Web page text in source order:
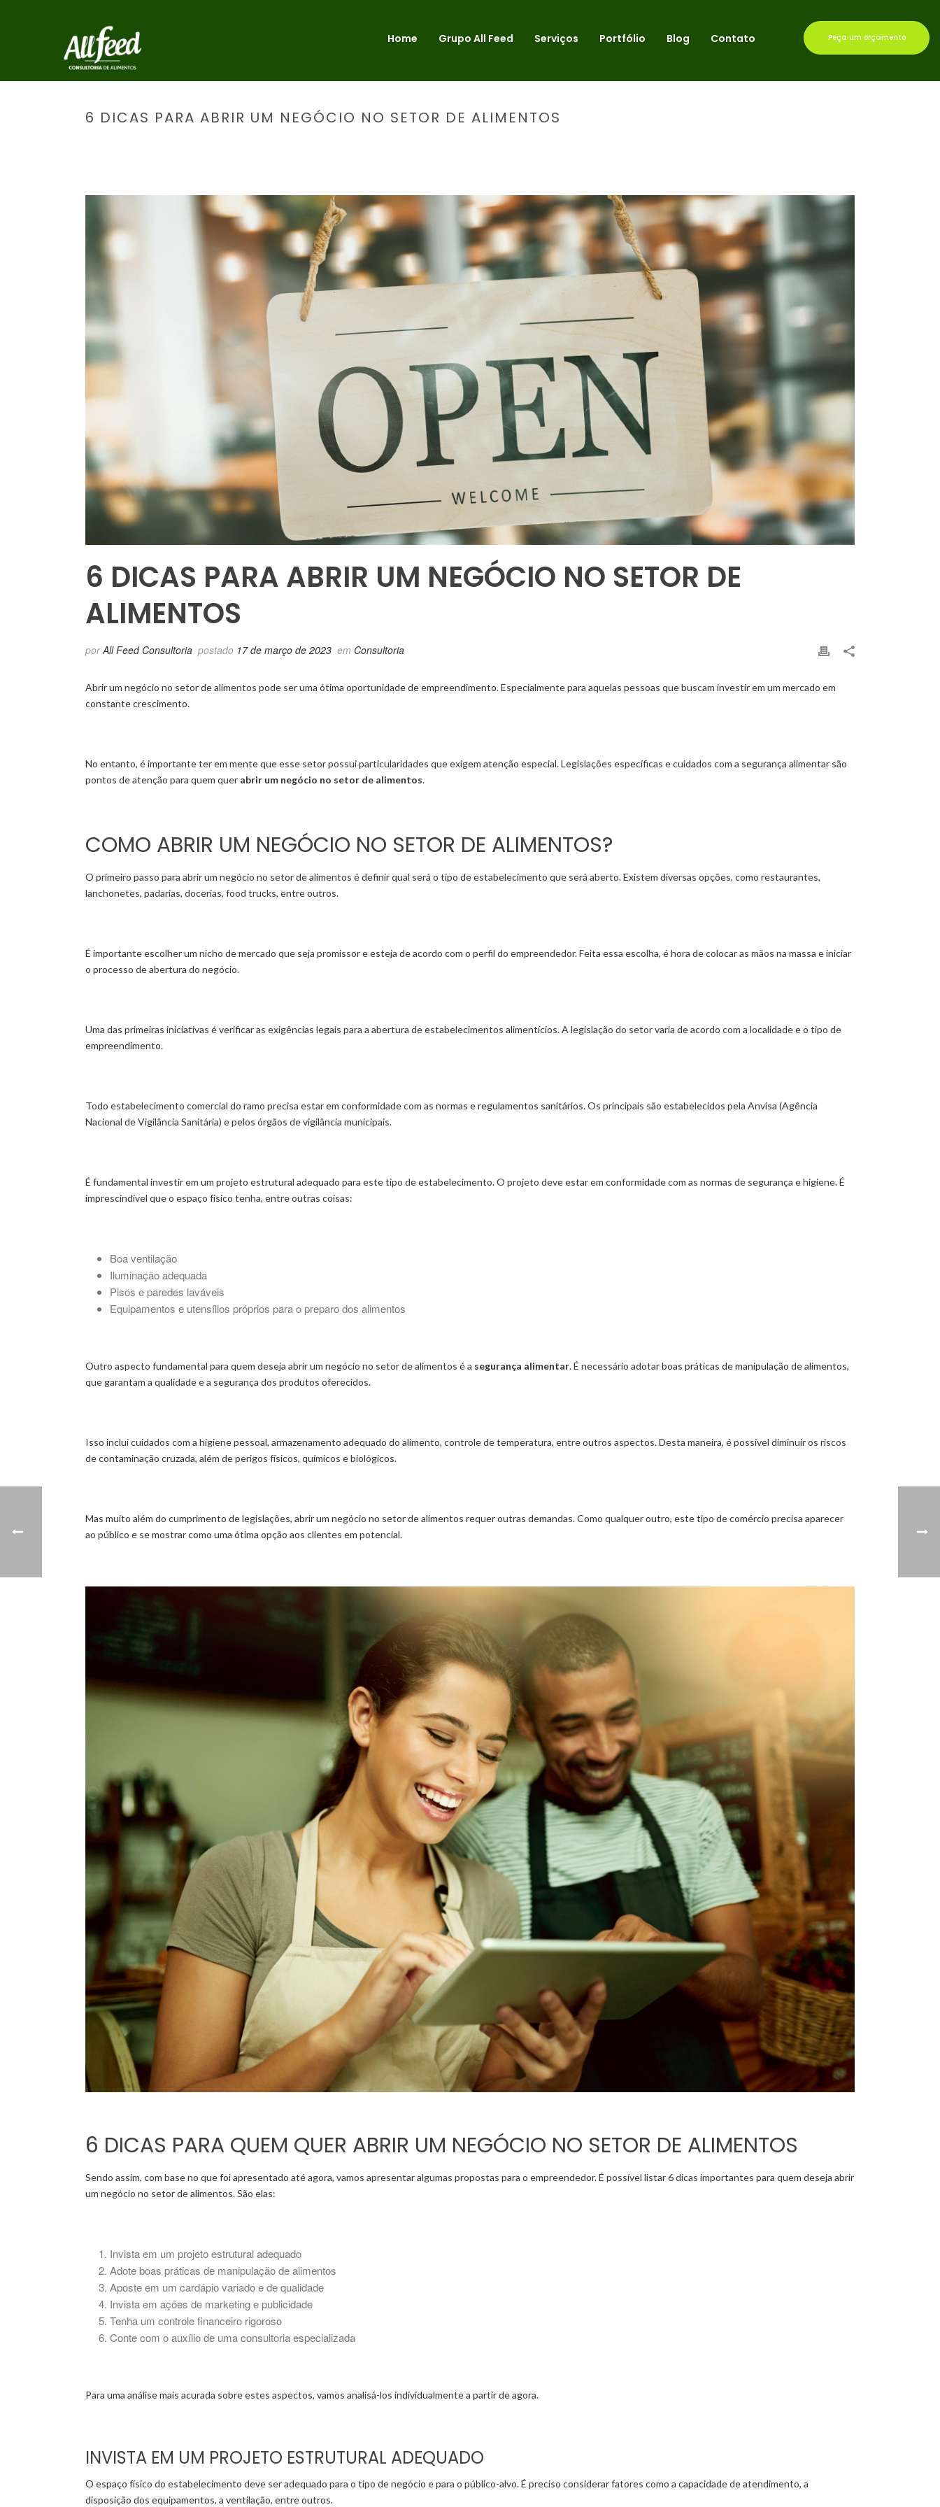
Home Grupo All Feed Serviços Portfólio Blog Contato Peça um orçamento
6 DICAS PARA ABRIR UM NEGÓCIO NO SETOR DE ALIMENTOS
6 DICAS PARA ABRIR UM NEGÓCIO NO SETOR DE
ALIMENTOS
porAll Feed Consultoria postado 17 de março de 2023 em Consultoria
Abrir um negócio no setor de alimentos pode ser uma ótima oportunidade de empreendimento. Especialmente para aquelas pessoas que buscam investir em um mercado em
constante crescimento.
No entanto, é importante ter em mente que esse setor possui particularidades que exigem atenção especial. Legislações específicas e cuidados com a segurança alimentar são
pontos de atenção para quem quer abrir um negócio no setor de alimentos.
COMO ABRIR UM NEGÓCIO NO SETOR DE ALIMENTOS?
O primeiro passo para abrir um negócio no setor de alimentos é definir qual será o tipo de estabelecimento que será aberto. Existem diversas opções, como restaurantes,
lanchonetes, padarias, docerias, food trucks, entre outros.
É importante escolher um nicho de mercado que seja promissor e esteja de acordo com o perfil do empreendedor. Feita essa escolha, é hora de colocar as mãos na massa e iniciar
o processo de abertura do negócio.
Uma das primeiras iniciativas é verificar as exigências legais para a abertura de estabelecimentos alimentícios. A legislação do setor varia de acordo com a localidade e o tipo de
empreendimento.
Todo estabelecimento comercial do ramo precisa estar em conformidade com as normas e regulamentos sanitários. Os principais são estabelecidos pela Anvisa (Agência
Nacional de Vigilância Sanitária) e pelos órgãos de vigilância municipais.
É fundamental investir em um projeto estrutural adequado para este tipo de estabelecimento. O projeto deve estar em conformidade com as normas de segurança e higiene. É
imprescindível que o espaço físico tenha, entre outras coisas:
Boa ventilação
Iluminação adequada
Pisos e paredes laváveis
Equipamentos e utensílios próprios para o preparo dos alimentos
Outro aspecto fundamental para quem deseja abrir um negócio no setor de alimentos é a segurança alimentar. É necessário adotarboas práticas de manipulação de alimentos,
que garantam a qualidade e a segurança dos produtos oferecidos.
Isso inclui cuidados com a higiene pessoal, armazenamento adequado do alimento, controle de temperatura, entre outros aspectos. Desta maneira, é possível diminuir os riscos
de contaminação cruzada, além de perigos físicos, químicos e biológicos.
Mas muito além do cumprimento de legislações, abrir um negócio no setor de alimentos requer outras demandas. Como qualquer outro, este tipo de comércio precisa aparecer
ao público e se mostrar como uma ótima opção aos clientes em potencial.
6 DICAS PARA QUEM QUER ABRIR UM NEGÓCIO NO SETOR DE ALIMENTOS
Sendo assim, com base no que foi apresentado até agora, vamos apresentar algumas propostas para o empreendedor. É possível listar 6 dicas importantes para quem deseja abrir
um negócio no setor de alimentos. São elas:
Invista em um projeto estrutural adequado
Adote boas práticas de manipulação de alimentos
Aposte em um cardápio variado e de qualidade
Invista em ações de marketing e publicidade
Tenha um controle financeiro rigoroso
Conte com o auxílio de uma consultoria especializada
Para uma análise mais acurada sobre estes aspectos, vamos analisá-los individualmente a partir de agora.
INVISTA EM UM PROJETO ESTRUTURAL ADEQUADO
O espaço físico do estabelecimento deve ser adequado para o tipo de negócio e para o público-alvo. É preciso considerar fatores como a capacidade de atendimento, a
disposição dos equipamentos, a ventilação, entre outros.